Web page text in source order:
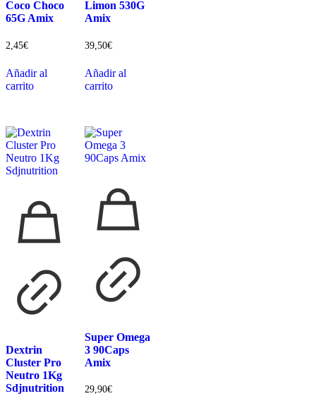
Coco Choco
65G Amix
2,45€
Añadir al
carrito
Limon 530G
Amix
39,50€
Añadir al
carrito
Dextrin
Cluster Pro
Neutro 1Kg
Sdjnutrition
Super Omega
3 90Caps
Amix
29,90€